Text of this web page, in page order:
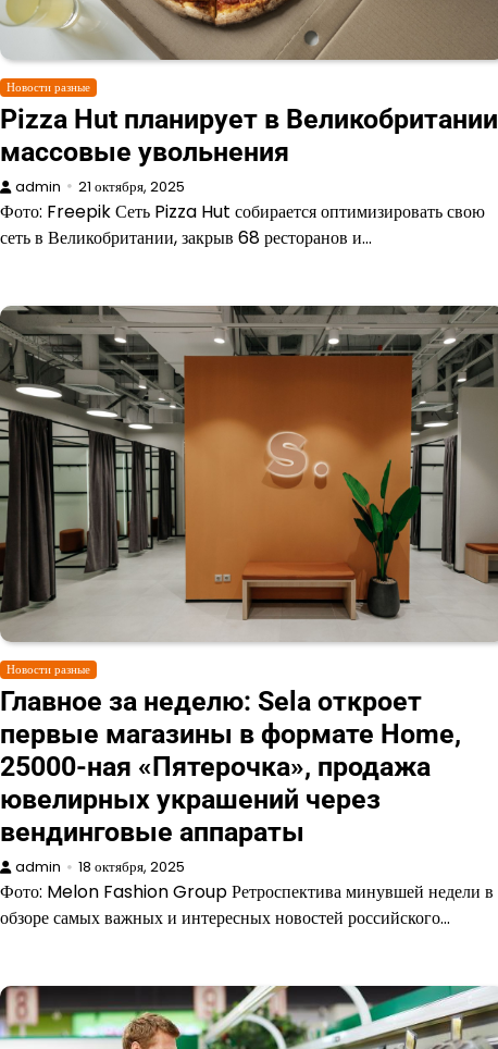
Новости разные
Pizza Hut планирует в Великобритании
массовые увольнения
admin 21 октября, 2025
Фото: Freepik Сеть Pizza Hut собирается оптимизировать свою
сеть в Великобритании, закрыв 68 ресторанов и…
Новости разные
Главное за неделю: Sela откроет
первые магазины в формате Home,
25000-ная «Пятерочка», продажа
ювелирных украшений через
вендинговые аппараты
admin 18 октября, 2025
Фото: Melon Fashion Group Ретроспектива минувшей недели в
обзоре самых важных и интересных новостей российского…